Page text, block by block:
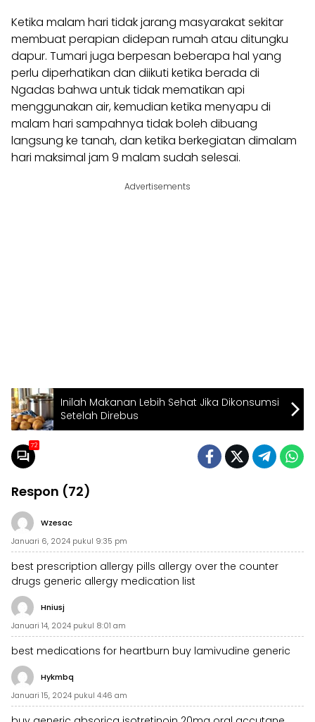
Ketika malam hari tidak jarang masyarakat sekitar
membuat perapian didepan rumah atau ditungku
dapur. Tumari juga berpesan beberapa hal yang
perlu diperhatikan dan diikuti ketika berada di
Ngadas bahwa untuk tidak mematikan api
menggunakan air, kemudian ketika menyapu di
malam hari sampahnya tidak boleh dibuang
langsung ke tanah, dan ketika berkegiatan dimalam
hari maksimal jam 9 malam sudah selesai.
Advertisements
Inilah Makanan Lebih Sehat Jika Dikonsumsi
Setelah Direbus
72
Respon (72)
Wzesac
Januari 6, 2024 pukul 9:35 pm
best prescription allergy pills allergy over the counter
drugs generic allergy medication list
Hniusj
Januari 14, 2024 pukul 8:01 am
best medications for heartburn buy lamivudine generic
Hykmbq
Januari 15, 2024 pukul 4:46 am